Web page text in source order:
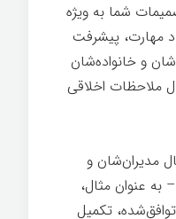
شما به ویژه
مهارت، پیشرفت
و خانواده‌شان
ملاحظات اخلاقی
مدیران‌شان و
عنوان مثال،
تکمیل